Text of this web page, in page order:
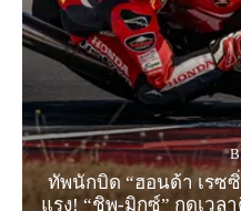
ทัพนักบิด “ฮอนด้า เรซ
แรง! “ชิพ-มิกซ์” กดเวล